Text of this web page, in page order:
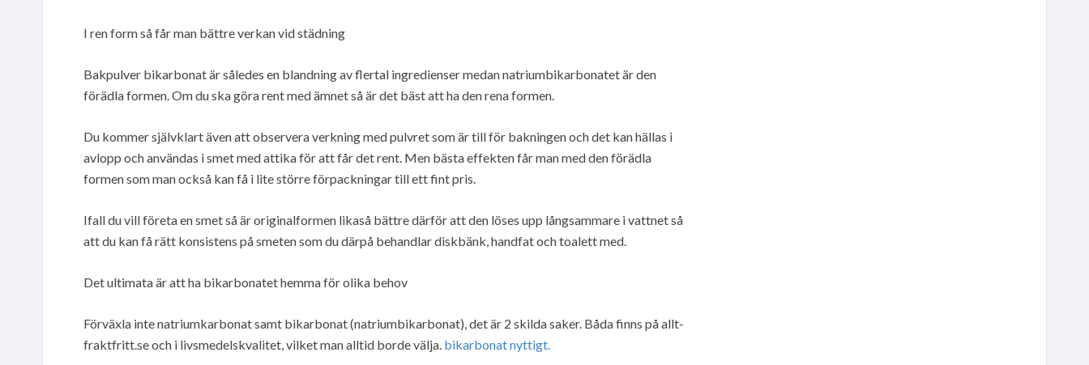
I ren form så får man bättre verkan vid städning
Bakpulver bikarbonat är således en blandning av flertal ingredienser medan natriumbikarbonatet är den
förädla formen. Om du ska göra rent med ämnet så är det bäst att ha den rena formen.
Du kommer självklart även att observera verkning med pulvret som är till för bakningen och det kan hällas i
avlopp och användas i smet med attika för att får det rent. Men bästa effekten får man med den förädla
formen som man också kan få i lite större förpackningar till ett fint pris.
Ifall du vill företa en smet så är originalformen likaså bättre därför att den löses upp långsammare i vattnet så
att du kan få rätt konsistens på smeten som du därpå behandlar diskbänk, handfat och toalett med.
Det ultimata är att ha bikarbonatet hemma för olika behov
Förväxla inte natriumkarbonat samt bikarbonat (natriumbikarbonat), det är 2 skilda saker. Båda finns på allt-
fraktfritt.se och i livsmedelskvalitet, vilket man alltid borde välja. bikarbonat nyttigt.